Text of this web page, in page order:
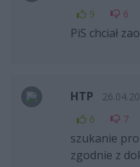
9
6
PiS chciał
HTP
6
7
szukanie
zgodnie z